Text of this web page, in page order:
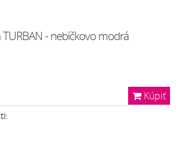
TURBAN - nebíčkovo modrá
Kúpiť